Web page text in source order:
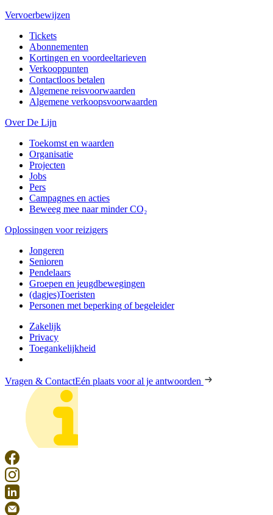
Vervoerbewijzen
Tickets
Abonnementen
Kortingen en voordeeltarieven
Verkooppunten
Contactloos betalen
Algemene reisvoorwaarden
Algemene verkoopsvoorwaarden
Over De Lijn
Toekomst en waarden
Organisatie
Projecten
Jobs
Pers
Campagnes en acties
Beweeg mee naar minder CO₂
Oplossingen voor reizigers
Jongeren
Senioren
Pendelaars
Groepen en jeugdbewegingen
(dagjes)Toeristen
Personen met beperking of begeleider
Zakelijk
Privacy
Toegankelijkheid
Vragen & ContactEén plaats voor al je antwoorden